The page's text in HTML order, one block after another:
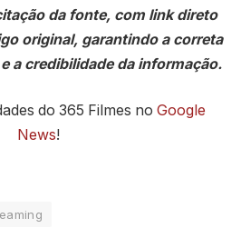
da fonte, com link direto
original, garantindo a correta
a credibilidade da informação.
do 365 Filmes no Google
News!